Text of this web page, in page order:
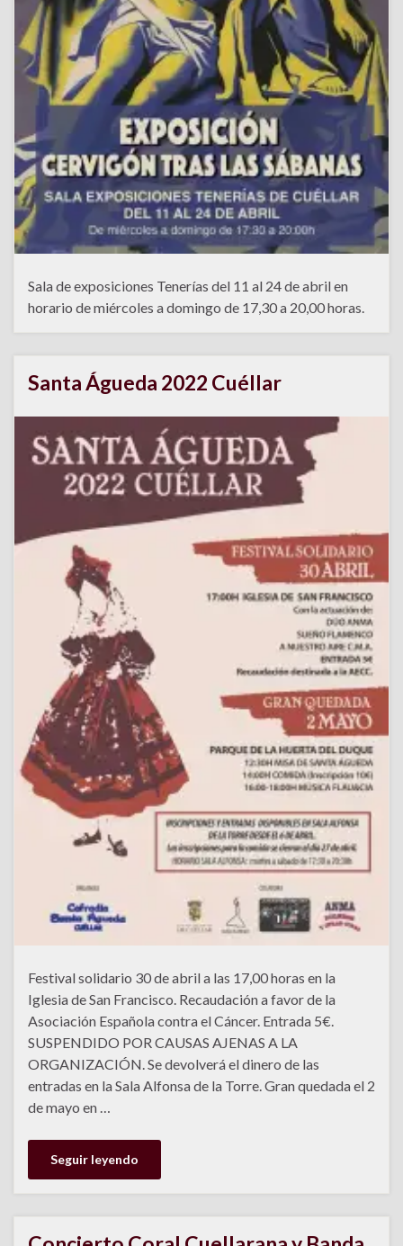
Sala de exposiciones Tenerías del 11 al 24 de abril en
horario de miércoles a domingo de 17,30 a 20,00 horas.
Santa Águeda 2022 Cuéllar
Festival solidario 30 de abril a las 17,00 horas en la
Iglesia de San Francisco. Recaudación a favor de la
Asociación Española contra el Cáncer. Entrada 5€.
SUSPENDIDO POR CAUSAS AJENAS A LA
ORGANIZACIÓN. Se devolverá el dinero de las
entradas en la Sala Alfonsa de la Torre. Gran quedada el 2
de mayo en …
Seguir leyendo